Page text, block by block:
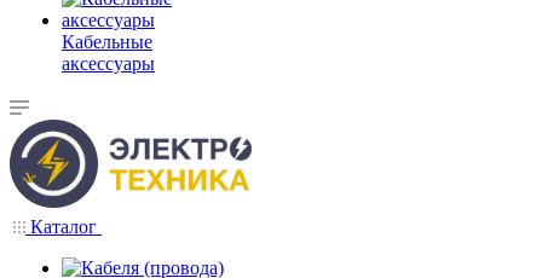
Кабельные
аксессуары
Каталог